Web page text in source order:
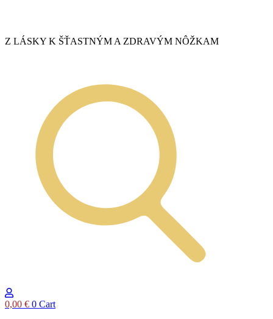
Z LÁSKY K ŠŤASTNÝM A ZDRAVÝM NÔŽKAM
0,00 € 0 Cart